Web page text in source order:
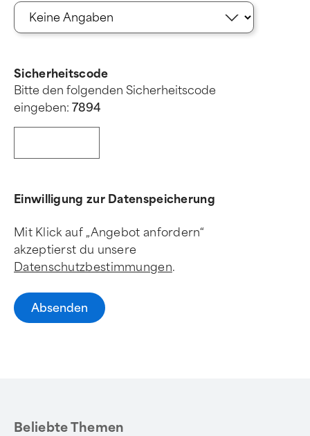
Sicherheitscode
Bitte den folgenden Sicherheitscode
eingeben: 7894
Einwilligung zur Datenspeicherung
Mit Klick auf „Angebot anfordern“
akzeptierst du unsere
Datenschutzbestimmungen.
Absenden
Beliebte Themen